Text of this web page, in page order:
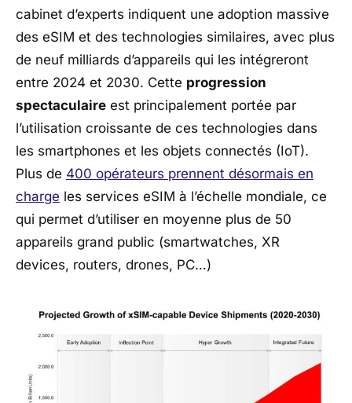
cabinet d’experts indiquent une adoption massive
des eSIM et des technologies similaires, avec plus
de neuf milliards d’appareils qui les intégreront
entre 2024 et 2030. Cette progression
spectaculaire est principalement portée par
l’utilisation croissante de ces technologies dans
les smartphones et les objets connectés (IoT).
Plus de 400 opérateurs prennent désormais en
charge les services eSIM à l’échelle mondiale, ce
qui permet d’utiliser en moyenne plus de 50
appareils grand public (smartwatches, XR
devices, routers, drones, PC…)